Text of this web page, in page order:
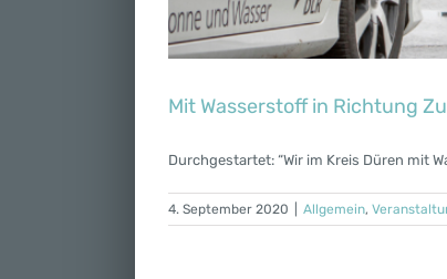
Mit Wasserstoff in Richtung
Durchgestartet: “Wir im Kreis Düren mit
4. September 2020 Allgemein,